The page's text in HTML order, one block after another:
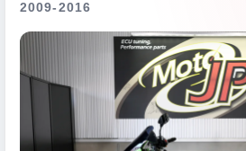
2009-2016